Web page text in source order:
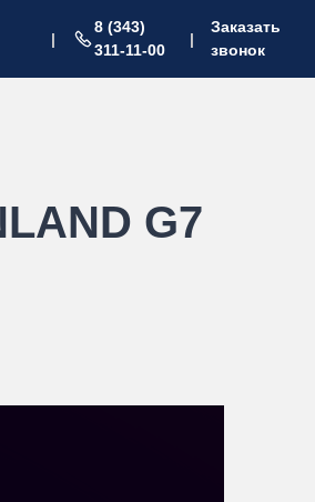
|
8 (343)
311-11-00
|
Заказать
звонок
G7